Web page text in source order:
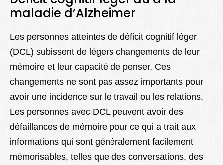
maladie d’Alzheimer
Les personnes atteintes de déficit cognitif léger
(DCL) subissent de légers changements de leur
mémoire et leur capacité de penser. Ces
changements ne sont pas assez importants pour
avoir une incidence sur le travail ou les relations.
Les personnes avec DCL peuvent avoir des
défaillances de mémoire pour ce qui a trait aux
informations qui sont généralement facilement
mémorisables, telles que des conversations, des